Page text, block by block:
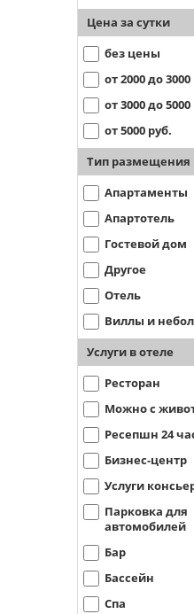
Цена за сутки
без цены
от 2000 до 3000
от 3000 до 5000
от 5000 руб.
Тип размещения
Апартаменты
Апартотель
Гостевой дом
Другое
Отель
Виллы и
Услуги в отеле
Ресторан
Можно с
Ресепшн 24
Бизнес-центр
Услуги
Парковка для
автомобилей
Бар
Бассейн
Спа